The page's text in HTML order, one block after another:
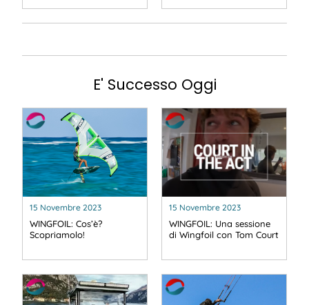
E' Successo Oggi
15 Novembre 2023
WINGFOIL: Cos’è?
Scopriamolo!
15 Novembre 2023
WINGFOIL: Una sessione
di Wingfoil con Tom Court